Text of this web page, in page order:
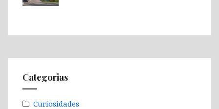
Categorias
Curiosidades